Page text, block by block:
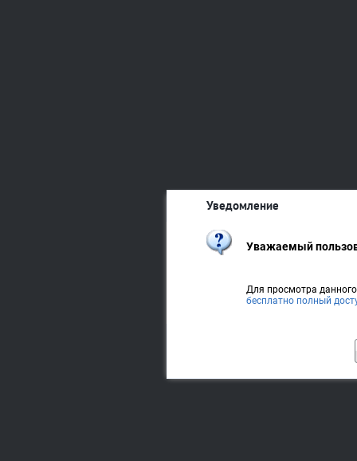
Уведомление
Уважаемый
Для просмотра
бесплатно полный